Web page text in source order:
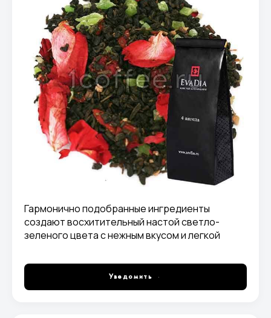
Гармонично подобранные ингредиенты
создают восхитительный настой светло-
зеленого цвета с нежным вкусом и легкой
ароматом.
Уведомить